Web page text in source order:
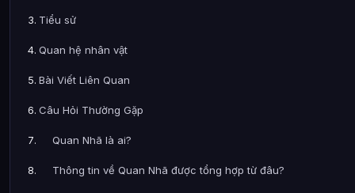
Tiểu sử
Quan hệ nhân vật
Bài Viết Liên Quan
Câu Hỏi Thường Gặp
Quan Nhã là ai?
Thông tin về Quan Nhã được tổng hợp từ đâu?